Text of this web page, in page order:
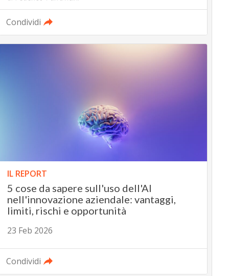
Condividi
IL REPORT
5 cose da sapere sull'uso dell'AI
nell'innovazione aziendale: vantaggi,
limiti, rischi e opportunità
23 Feb 2026
Condividi